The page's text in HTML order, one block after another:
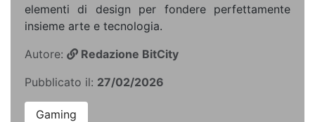
elementi di design per fondere perfettamente
insieme arte e tecnologia.
Autore:
Redazione BitCity
Pubblicato il: 27/02/2026
Gaming